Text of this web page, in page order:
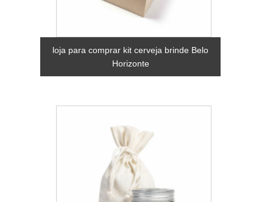
loja para comprar kit cerveja brinde Belo
Horizonte